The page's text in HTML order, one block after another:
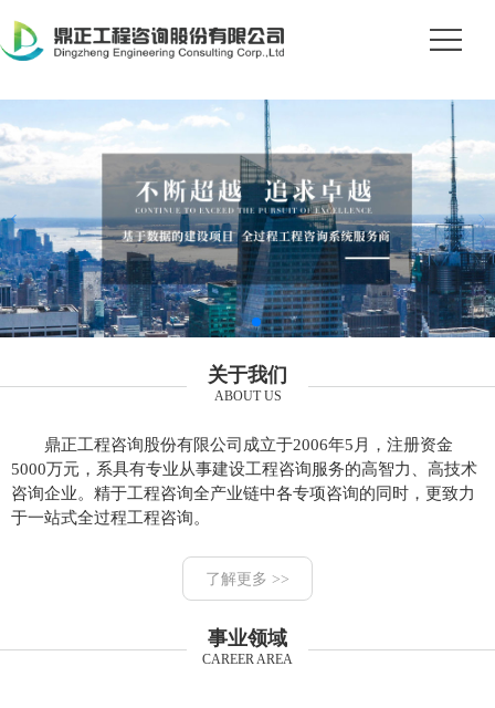
关于我们
ABOUT US
鼎正工程咨询股份有限公司成立于2006年5月，注册资金
5000万元，系具有专业从事建设工程咨询服务的高智力、高技术
咨询企业。精于工程咨询全产业链中各专项咨询的同时，更致力
于一站式全过程工程咨询。
了解更多 >>
事业领域
CAREER AREA